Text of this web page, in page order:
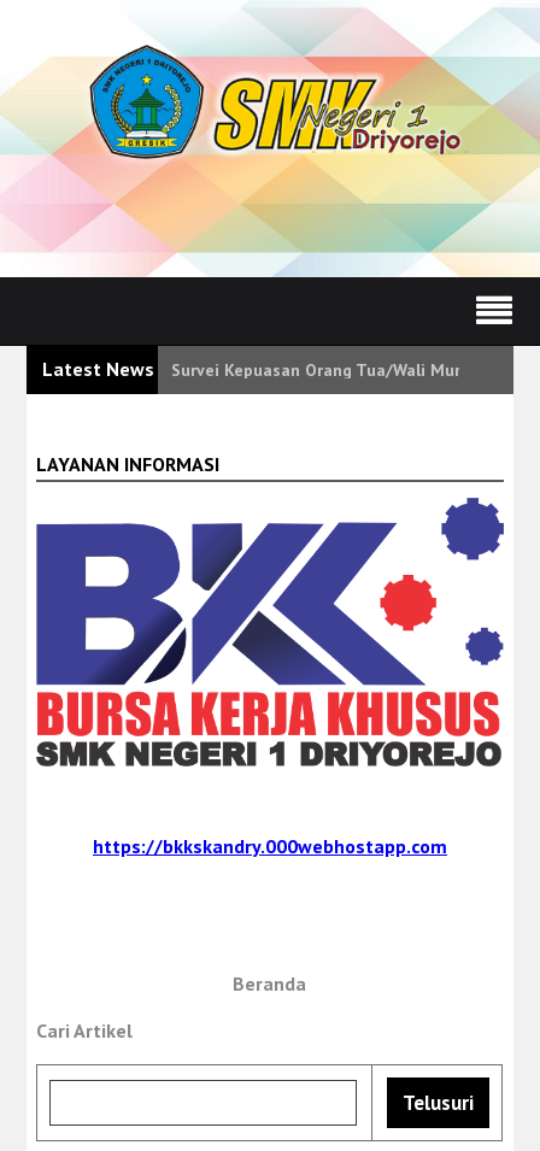
Latest News Survei Kepuasan Orang Tua/Wali Murid
LAYANAN INFORMASI
https://bkkskandry.000webhostapp.com
Beranda
Cari Artikel